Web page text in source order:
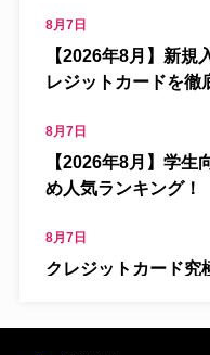
8月7日
【2026年8月】新規
レジットカードを徹
8月7日
【2026年8月】学生
め人気ランキング！
8月7日
クレジットカード究